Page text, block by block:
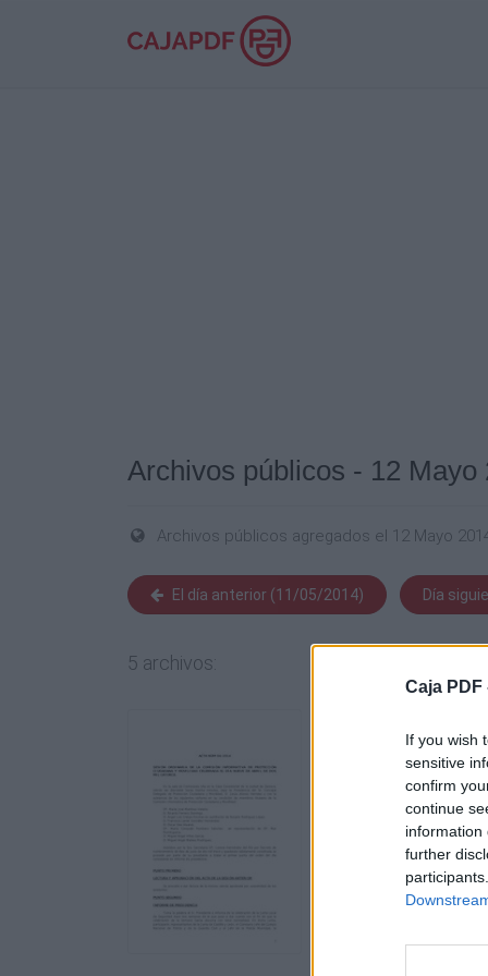
Caja PDF
If you wish
sensitive
confirm
continue
information
further
Archivos públicos - 12 Mayo
Archivos públicos agregados el 12 Mayo
El día anterior (11/05/2014) Día
5 archivos: